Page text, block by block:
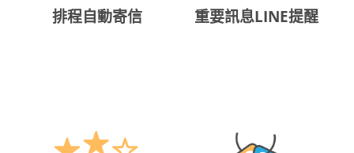
排程自動寄信 重要訊息LINE提醒